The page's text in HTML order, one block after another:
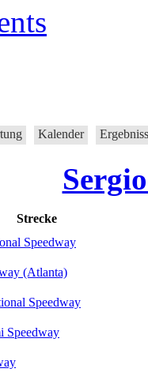
Kalender
Strecke
Speedway
(Atlanta)
Speedway
Speedway